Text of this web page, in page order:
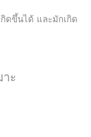
ดขึ้นได้ และมักเกิด
ะ